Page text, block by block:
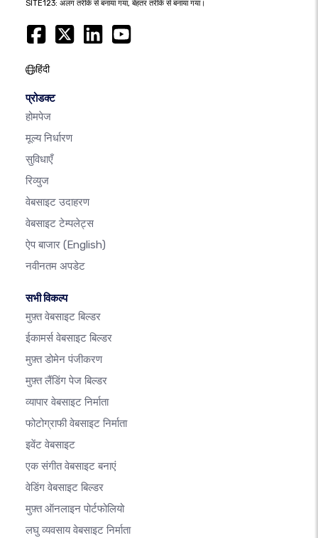
SITE123: अलग तरीके से बनाया गया, बेहतर तरीके से बनाया गया।
हिंदी
प्रोडक्ट
होमपेज
मूल्य निर्धारण
सुविधाएँ
रिव्युज
वेबसाइट उदाहरण
वेबसाइट टेम्पलेट्स
ऐप बाजार (English)
नवीनतम अपडेट
सभी विकल्प
मुफ़्त वेबसाइट बिल्डर
ईकामर्स वेबसाइट बिल्डर
मुफ़्त डोमेन पंजीकरण
मुफ़्त लैंडिंग पेज बिल्डर
व्यापार वेबसाइट निर्माता
फोटोग्राफी वेबसाइट निर्माता
इवेंट वेबसाइट
एक संगीत वेबसाइट बनाएं
वेडिंग वेबसाइट बिल्डर
मुफ़्त ऑनलाइन पोर्टफोलियो
लघु व्यवसाय वेबसाइट निर्माता